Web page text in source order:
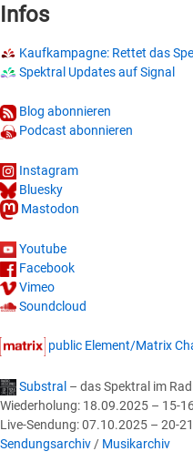
Infos
Kaufkampagne: Rettet das
Spektral Updates auf Signal
Blog abonnieren
Podcast abonnieren
Instagram
Bluesky
Mastodon
Youtube
Facebook
Vimeo
Soundcloud
public Element/Matrix
Substral – das Spektral im
Wiederholung: 18.09.2025 – 15-
Live-Sendung: 07.10.2025 – 20-
Sendungsarchiv / Musikarchiv